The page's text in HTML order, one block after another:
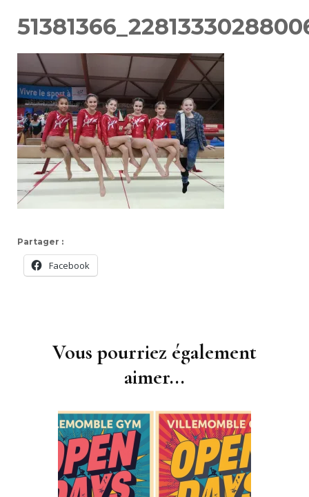
Partager :
Facebook
Vous pourriez également
aimer...